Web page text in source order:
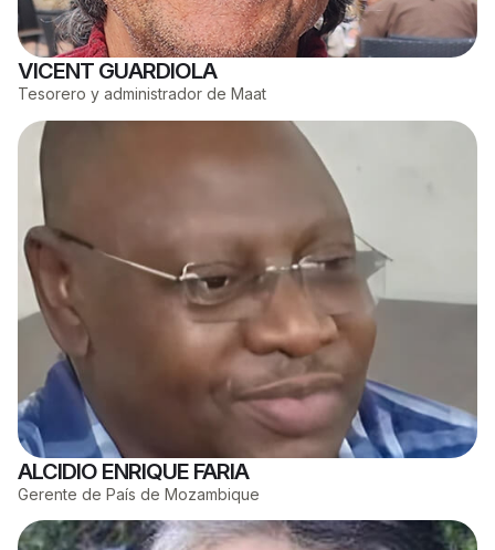
VICENT GUARDIOLA
Tesorero y administrador de Maat
ALCIDIO ENRIQUE FARIA​
Gerente de País de Mozambique